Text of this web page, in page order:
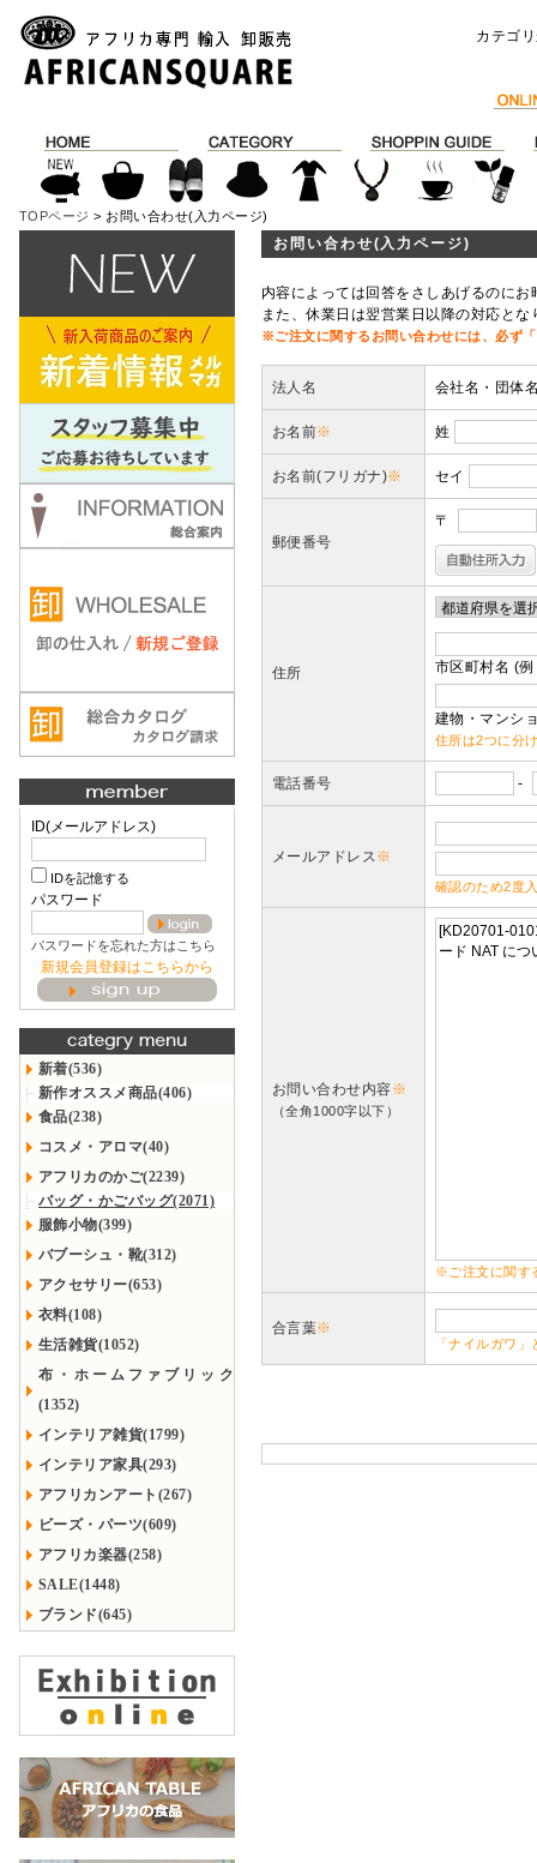
カテゴ
TOPページ > お問い合わせ(入力ページ)
ID(メールアドレス)
IDを記憶する
パスワード
パスワードを忘れた方はこちら
新規会員登録はこちらから
新着(536)
新作オススメ商品(406)
食品(238)
コスメ・アロマ(40)
アフリカのかご(2239)
バッグ・かごバッグ(2071)
服飾小物(399)
バブーシュ・靴(312)
アクセサリー(653)
衣料(108)
生活雑貨(1052)
布・ホームファブリック
(1352)
インテリア雑貨(1799)
インテリア家具(293)
アフリカンアート(267)
ビーズ・パーツ(609)
アフリカ楽器(258)
SALE(1448)
ブランド(645)
お問い合わせ(入力ページ)
内容によっては回答をさしあげるのに
また、休業日は翌営業日以降の対応と
※ご注文に関するお問い合わせには、必ず
法人名 会社名・団体
お名前※ 姓
お名前(フリガナ)※ セイ
郵便番号
〒
住所 市区町村名 (
建物・マンシ
住所は2つに分
電話番号 -
メールアドレス※
確認のため2度
お問い合わせ内容※
（全角1000字以下）
※ご注文に関す
合言葉※
「ナイルガワ